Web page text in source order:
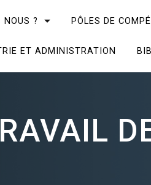
NOUS ? PÔLES DE
ET ADMINISTRATION